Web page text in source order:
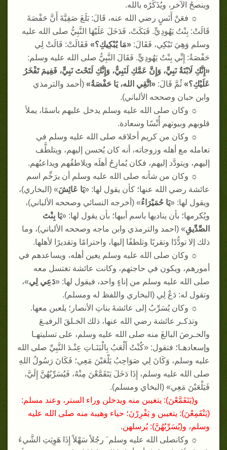
وينصحُ الآخر، ويُذَكِّرُه بالله.
☼ فعَنْ أَنَسٍ رضي الله عنه، قَالَ:بَلَغَ صَفِيَّةَ أَنَّ حَفْصَةَ
قَالَتْ: بِنْتُ يَهُودِيٍّ. فَبَكَتْ، فَدَخَلَ عَلَيْهَا النَّبِيُّ صلى الله عليه
وسلم وَهِيَ تَبْكِي، فَقَالَ:
«مَا يُبْكِيكِ؟» فَقَالَتْ: قَالَتْ لِي
حَفْصَةُ: إِنِّي بِنْتُ يَهُودِيٍّ. فَقَالَ النَّبِيُّ صلى الله عليه وسلم:
«إِنَّكِ لَابْنَةُ نَبِيٍّ، وَإِنَّ عَمَّكِ لَنَبِيٌّ، وَإِنَّكِ لَتَحْتَ نَبِيٍّ، فَفِيمَ تَفْخَرُ
عَلَيْكِ؟» ثُمَّ قَالَ:
«اتَّقِي الله، يَا حَفْصَةُ»
( أحمد والترمذي
وابن حبان وصححه الألباني).
☼ وكان صلى الله عليه وسلم يدخل عليهم باسمًا، يملأ
قلوبهم وبيوتهم أُنْسًا وسعادة.
☼ وكان من كريم أخلاقه صلى الله عليه وسلم في
تعامله مع أهله وزوجاته، أنه كان يُحسن إليهم، ويتلطَّف
إليهم، ويتودَّد إليهم، فكان يُمازِحُ أهلَه ويلاطفُهم ويداعبُهم.
☼ وكان من شأنه صلى الله عليه وسلم أن يرَخِّم اسم
عائشة رضي الله عنها؛ كأن يقول لها: «يَا عَائِشَ» ( البخاري)،
ويقول لها: «يَا حُمَيْرَاءُ» ( أخرجه النسائي وصححه الألباني)،
ويُكرمها؛ بأن يناديها باسم أبيها؛ بأن يقول لها: «يَا بِنْتَ
الصِّدِّيقِ» ( احمد والترمذي وابن ماجه وصححه الألباني)، وما
ذلك إلا تودُّدًا وتقربًا وتلطفًا إليها، واحترامًا وتقديرًا لأهلها.
☼ وكان صلى الله عليه وسلم يعين أهله، ويساعدهم في
أمورهم، ويكون في حاجتهم، وكانت عائشة تغتسل معه
صلى الله عليه وسلم من إناءٍ واحد، فيقول لها: «دَعِي لِي»،
وتقول له: دَعْ لِي ( البخاري واللفظ له ومسلم).
☼ وكان يُسَرِّبُ إلى عائشةَ بناتِ الأنصار؛ يلعبن معها.
وتذكـر عائشة رضي الله عنها، ذلك الخـلقَ الرفيـعَ
والحـرصَ البالغَ منه صلى الله عليه وسلم، على تسليتهـا
وإسعادهـا؛ فتقول: «كُنْتُ أَلْعَبُ بِالْبَنَـاتِ عِنْـدَ النَّبِيِّ صلى الله
عليه وسلم، وَكَانَ لِي صَوَاحِبُ يَلْعَبْنَ مَعِي؛ فَكَانَ رَسُولُ اللهِ
صلى الله عليه وسلم، إِذَا دَخَلَ يَتَقَمَّعْنَ مِنْهُ، فَيُسَرِّبُهُنَّ إِلَيَّ،
فَيَلْعَبْنَ مَعِي»‏ ( البخاي ومسلم).
و(يَتَقَمَّعْنَ): يتغيبن منه ويدخلن وراء الستر، وعند مسلم:
(يَنْقَمِعْنَ): يتغيبن و يَفْرِرْنَ؛ حياء وهيبة منه صلى الله عليه
وسلم، و(يُسَرِّبُهُنَّ):يُرسلهن.
‏☼ وكانصلى الله عليه وسلم َ رجُلاً سَهْلاً إِذَا هَوِيَتِ الشَّيءَ